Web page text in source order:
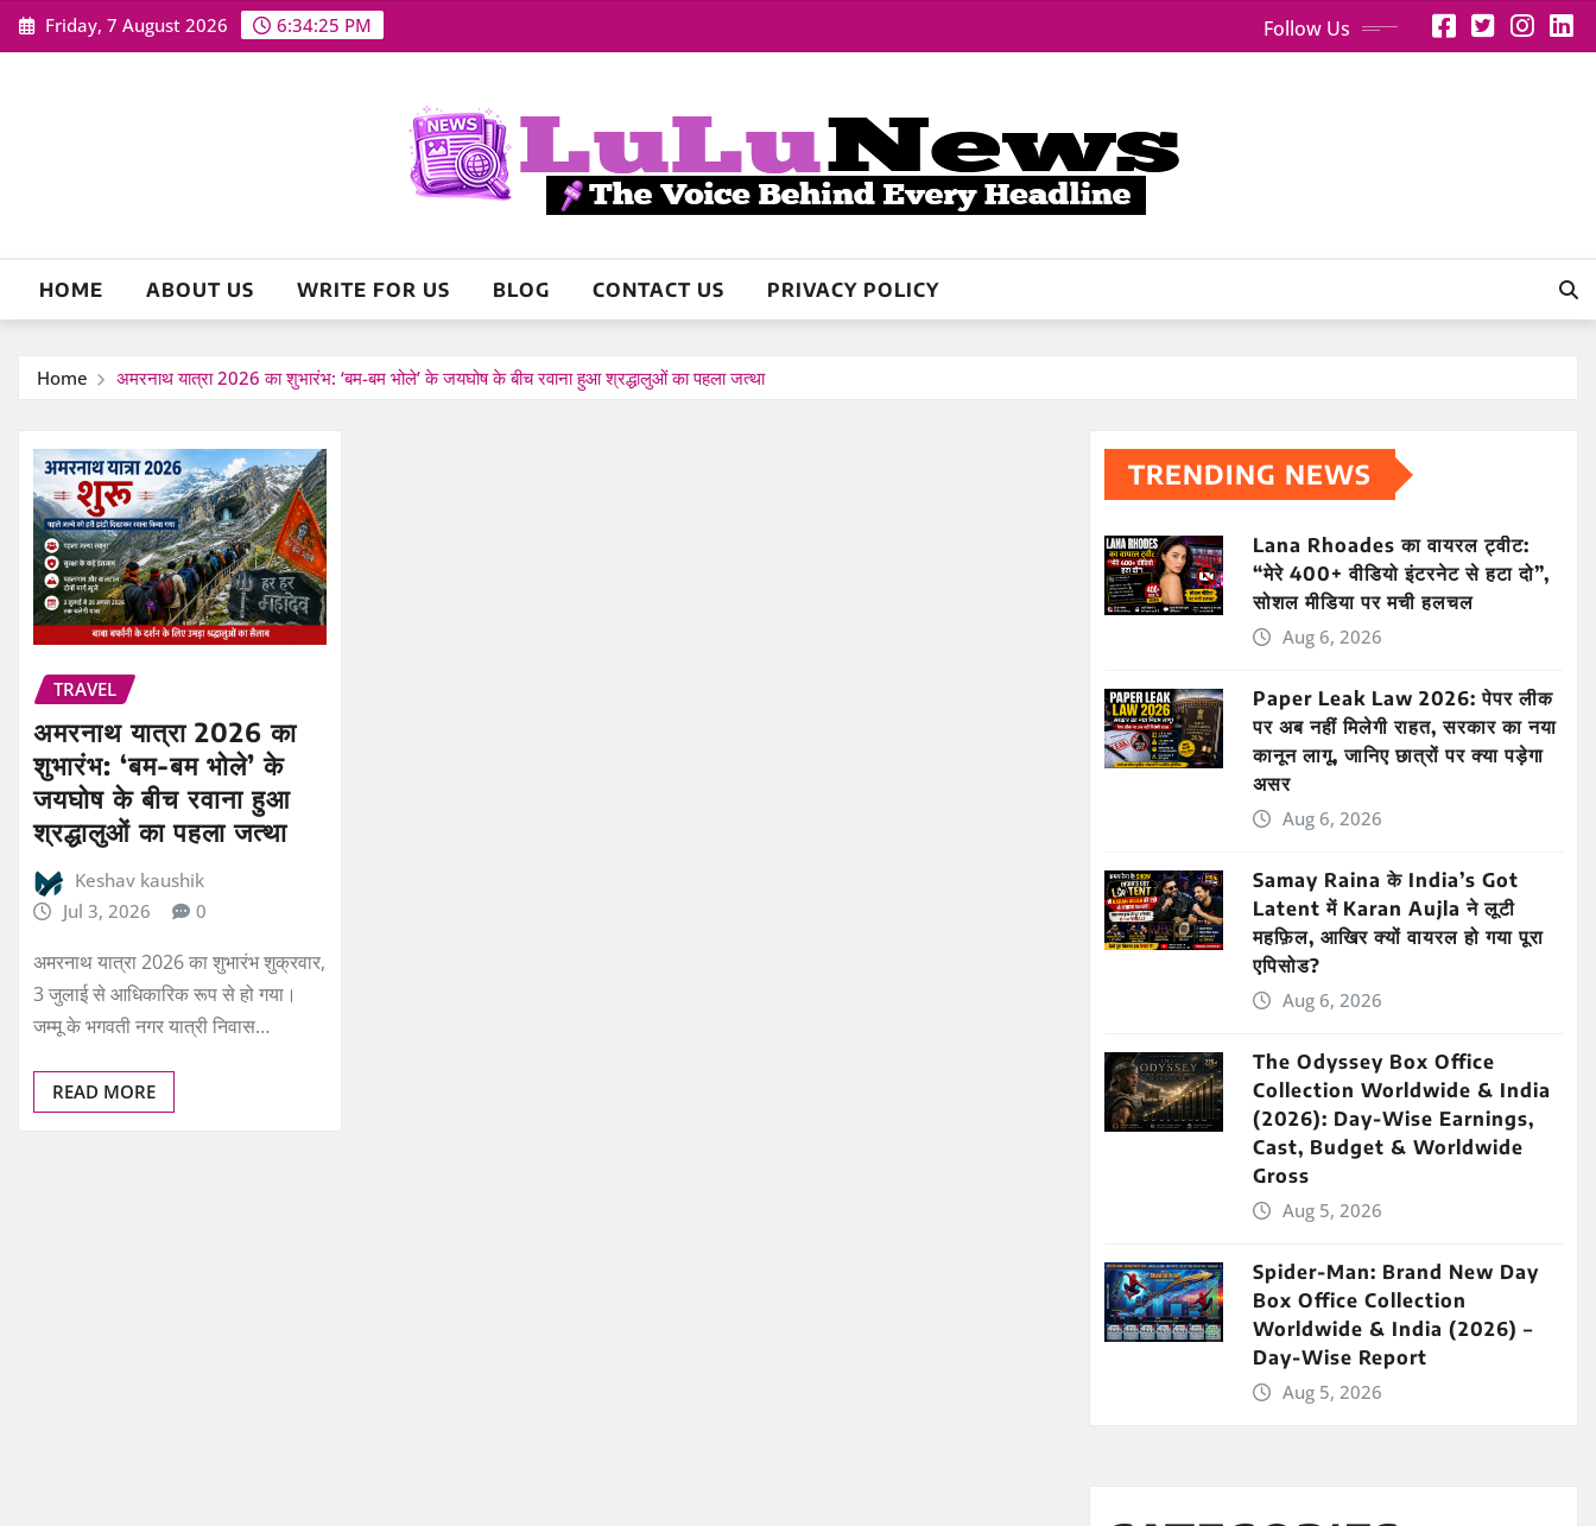
Skip
to
Friday, 7 August 2026 6:34:26 PM Follow Us
HOME ABOUT US WRITE FOR US BLOG CONTACT US PRIVACY POLICY
Home अमरनाथ यात्रा 2026 का शुभारंभ: ‘बम-बम भोले’ के जयघोष के बीच रवाना हुआ श्रद्धालुओं का पहला जत्था
TRAVEL
अमरनाथ यात्रा 2026 का
शुभारंभ: ‘बम-बम भोले’ के
जयघोष के बीच रवाना हुआ
श्रद्धालुओं का पहला जत्था
Keshav kaushik
Jul 3, 2026
0
अमरनाथ यात्रा 2026 का शुभारंभ शुक्रवार,
3 जुलाई से आधिकारिक रूप से हो गया।
जम्मू के भगवती नगर यात्री निवास…
READ MORE
TRENDING NEWS
Lana Rhoades का वायरल ट्वीट:
“मेरे 400+ वीडियो इंटरनेट से हटा दो”,
सोशल मीडिया पर मची हलचल
Aug 6, 2026
Paper Leak Law 2026: पेपर लीक
पर अब नहीं मिलेगी राहत, सरकार का नया
कानून लागू, जानिए छात्रों पर क्या पड़ेगा
असर
Aug 6, 2026
Samay Raina के India’s Got
Latent में Karan Aujla ने लूटी
महफ़िल, आखिर क्यों वायरल हो गया पूरा
एपिसोड?
Aug 6, 2026
The Odyssey Box Office
Collection Worldwide & India
(2026): Day-Wise Earnings,
Cast, Budget & Worldwide
Gross
Aug 5, 2026
Spider-Man: Brand New Day
Box Office Collection
Worldwide & India (2026) –
Day-Wise Report
Aug 5, 2026